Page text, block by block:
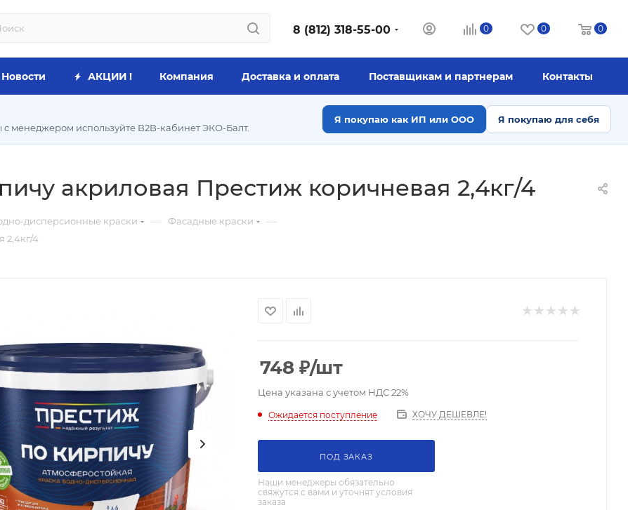
8 (812) 318-55-00 0 0 0
Новости АКЦИИ ! Компания Доставка и оплата Поставщикам и партнерам Контакты
менеджером используйте B2B-кабинет ЭКО-Балт.
Я покупаю как ИП или ООО Я покупаю для себя
акриловая Престиж коричневая 2,4кг/4
дисперсионные краски — Фасадные краски —
2,4кг/4
748 ₽/шт
Цена указана с учетом НДС 22%
Ожидается поступление ХОЧУ ДЕШЕВЛЕ!
ПОД ЗАКАЗ
Наши менеджеры обязательно
свяжутся с вами и уточнят условия
заказа